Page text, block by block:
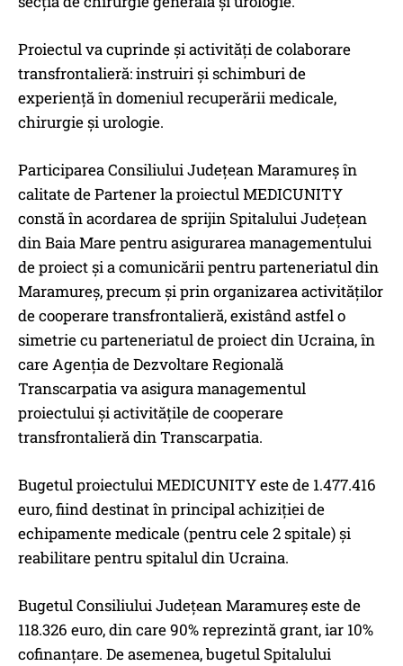
Proiectul va cuprinde și activități de colaborare
transfrontalieră: instruiri și schimburi de
experiență în domeniul recuperării medicale,
chirurgie și urologie.
Participarea Consiliului Județean Maramureș în
calitate de Partener la proiectul MEDICUNITY
constă în acordarea de sprijin Spitalului Județean
din Baia Mare pentru asigurarea managementului
de proiect și a comunicării pentru parteneriatul din
Maramureș, precum și prin organizarea activităților
de cooperare transfrontalieră, existând astfel o
simetrie cu parteneriatul de proiect din Ucraina, în
care Agenția de Dezvoltare Regională
Transcarpatia va asigura managementul
proiectului și activitățile de cooperare
transfrontalieră din Transcarpatia.
Bugetul proiectului MEDICUNITY este de 1.477.416
euro, fiind destinat în principal achiziției de
echipamente medicale (pentru cele 2 spitale) și
reabilitare pentru spitalul din Ucraina.
Bugetul Consiliului Județean Maramureș este de
118.326 euro, din care 90% reprezintă grant, iar 10%
cofinanțare. De asemenea, bugetul Spitalului